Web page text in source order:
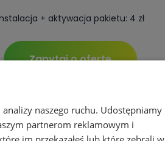
+ aktywacja pakietu: 4 zł
Zapytaj o ofertę
naszego ruchu. Udostępniamy
partnerom reklamowym i